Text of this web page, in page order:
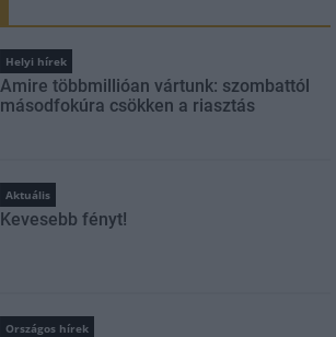
Helyi hírek
Amire többmillióan vártunk: szombattól
másodfokúra csökken a riasztás
Aktuális
Kevesebb fényt!
Országos hírek